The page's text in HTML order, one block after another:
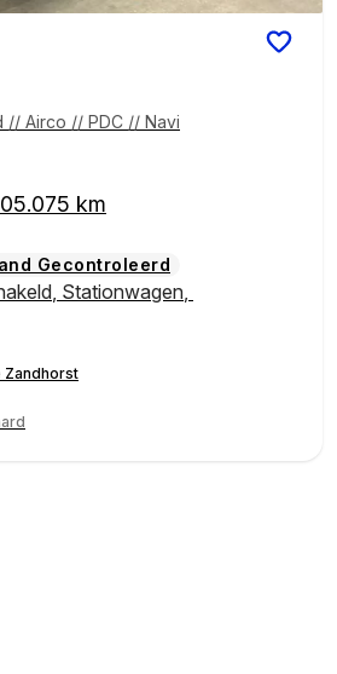
// Airco // PDC // Navi
km
Gecontroleerd
, Stationwagen,
Zandhorst